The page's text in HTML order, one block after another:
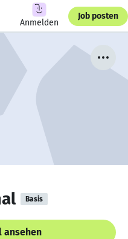
Anmelden
Job posten
Basis
ansehen